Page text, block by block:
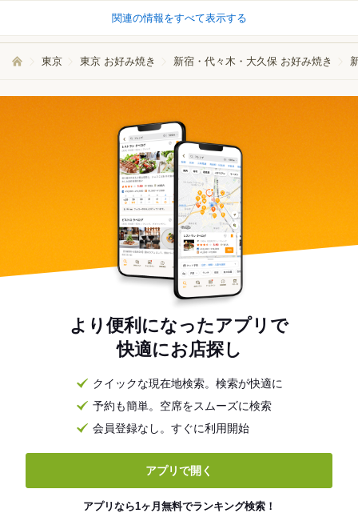
関連の情報をすべて表示する
東京 東京 お好み焼き 新宿・代々木・大久保 お好み焼き
より便利になったアプリで
快適にお店探し
クイックな現在地検索。検索が快適に
予約も簡単。空席をスムーズに検索
会員登録なし。すぐに利用開始
アプリで開く
アプリなら1ヶ月無料でランキング検索！